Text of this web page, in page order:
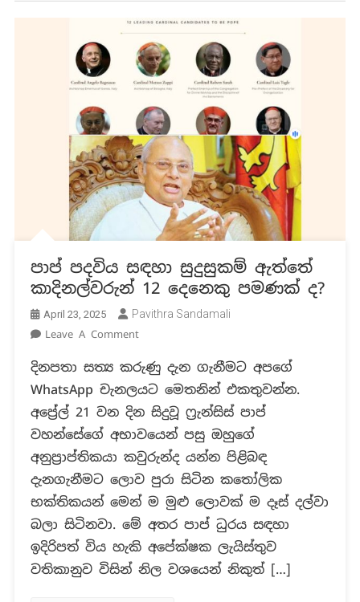
පාප් පදවිය සඳහා සුදුසුකම් ඇත්තේ
කාදිනල්වරුන් 12 දෙනෙකු පමණක් ද?
April 23, 2025 Pavithra Sandamali
Leave A CommentOn
පදවිය
සඳහා
සුදුසුකම්
ඇත්තේ
කාදිනල්වරුන්
12
දෙනෙකු
පමණක්
ද?
දිනපතා සත්‍ය කරුණු දැන ගැනීමට අපගේ
WhatsApp චැනලයට මෙතනින් එකතුවන්න.
අප්‍රේල් 21 වන දින සිදුවූ ෆ්‍රැන්සිස් පාප්
වහන්සේගේ අභාවයෙන් පසු ඔහුගේ
අනුප්‍රාප්තිකයා කවුරුන්ද යන්න පිළිබඳ
දැනගැනීමට ලොව පුරා සිටින කතෝලික
භක්තිකයන් මෙන් ම මුළු ලොවක් ම දෑස් දල්වා
බලා සිටිනවා. මේ අතර පාප් ධුරය සඳහා
ඉදිරිපත් විය හැකි අපේක්ෂක ලැයිස්තුව
වතිකානුව විසින් නිල වශයෙන් නිකුත් […]